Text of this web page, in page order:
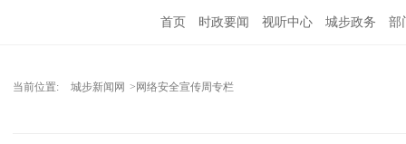
首页 时政要闻 视听中心 城步政务 部
当前位置: 城步新闻网 >网络安全宣传周专栏